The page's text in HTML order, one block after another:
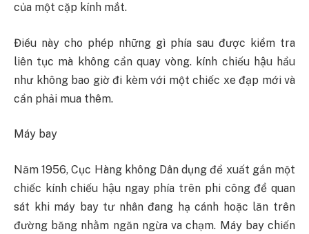
của một cặp kính mắt.
Điều này cho phép những gì phía sau được kiểm tra
liên tục mà không cần quay vòng. kính chiếu hậu hầu
như không bao giờ đi kèm với một chiếc xe đạp mới và
cần phải mua thêm.
Máy bay
Năm 1956, Cục Hàng không Dân dụng đề xuất gắn một
chiếc kính chiếu hậu ngay phía trên phi công để quan
sát khi máy bay tư nhân đang hạ cánh hoặc lăn trên
đường băng nhằm ngăn ngừa va chạm. Máy bay chiến